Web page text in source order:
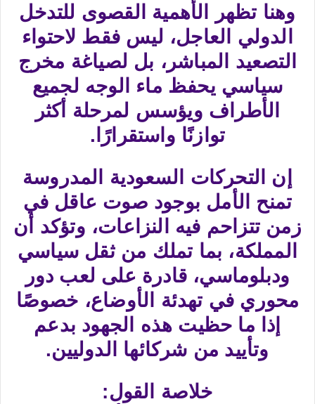
وهنا تظهر الأهمية القصوى للتدخل
الدولي العاجل، ليس فقط لاحتواء
التصعيد المباشر، بل لصياغة مخرج
سياسي يحفظ ماء الوجه لجميع
الأطراف ويؤسس لمرحلة أكثر
توازنًا واستقرارًا.
إن التحركات السعودية المدروسة
تمنح الأمل بوجود صوت عاقل في
زمن تتزاحم فيه النزاعات، وتؤكد أن
المملكة، بما تملك من ثقل سياسي
ودبلوماسي، قادرة على لعب دور
محوري في تهدئة الأوضاع، خصوصًا
إذا ما حظيت هذه الجهود بدعم
وتأييد من شركائها الدوليين.
خلاصة القول: